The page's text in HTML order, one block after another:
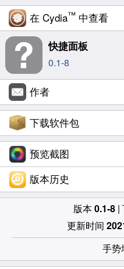
在 Cydia™ 中查看
快捷面板
0.1-8
作者
下载软件包
预览截图
版本历史
版本0.1-8|
更新时间
手势